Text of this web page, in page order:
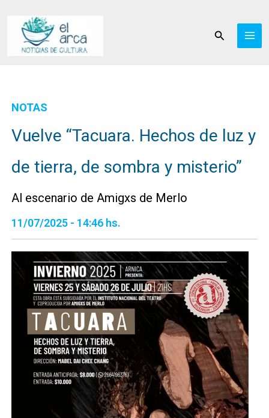
contenido
Buscar
NOTAS
Vuelve “Tacuara. Hechos de luz y
de tierra, de sombra y misterio”
Al escenario de Amigxs de Merlo
11/07/2025 - 14:46 hs.